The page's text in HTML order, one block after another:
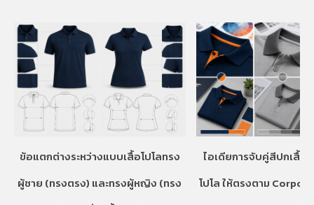
ข้อแตกต่างระหว่างแบบเสื้อโปโลทรง
ผู้ชาย (ทรงตรง) และทรงผู้หญิง (ทรง
ไอเดียการจับคู่สีปกเสื้อ
โปโล ให้ตรงตาม